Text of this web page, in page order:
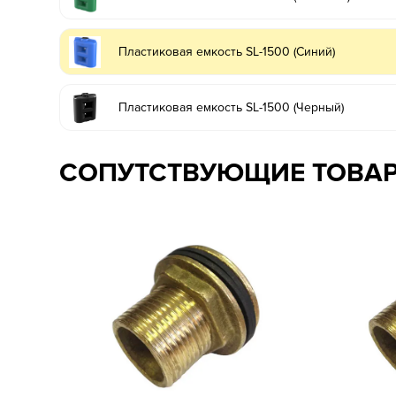
Пластиковая емкость SL-1500 (Синий)
Пластиковая емкость SL-1500 (Черный)
СОПУТСТВУЮЩИЕ